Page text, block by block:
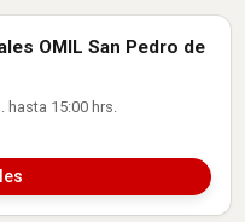
OMIL San Pedro de
hasta 15:00 hrs.